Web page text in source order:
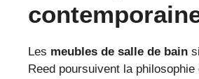
Les meubles de salle de bain
Reed poursuivent la